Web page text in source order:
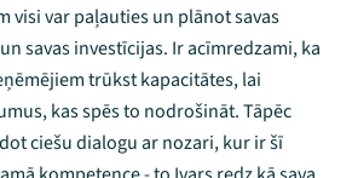
visi var paļauties un plānot savas
savas investīcijas. Ir acīmredzami, ka
trūkst kapacitātes, lai
kas spēs to nodrošināt. Tāpēc
ciešu dialogu ar nozari, kur ir šī